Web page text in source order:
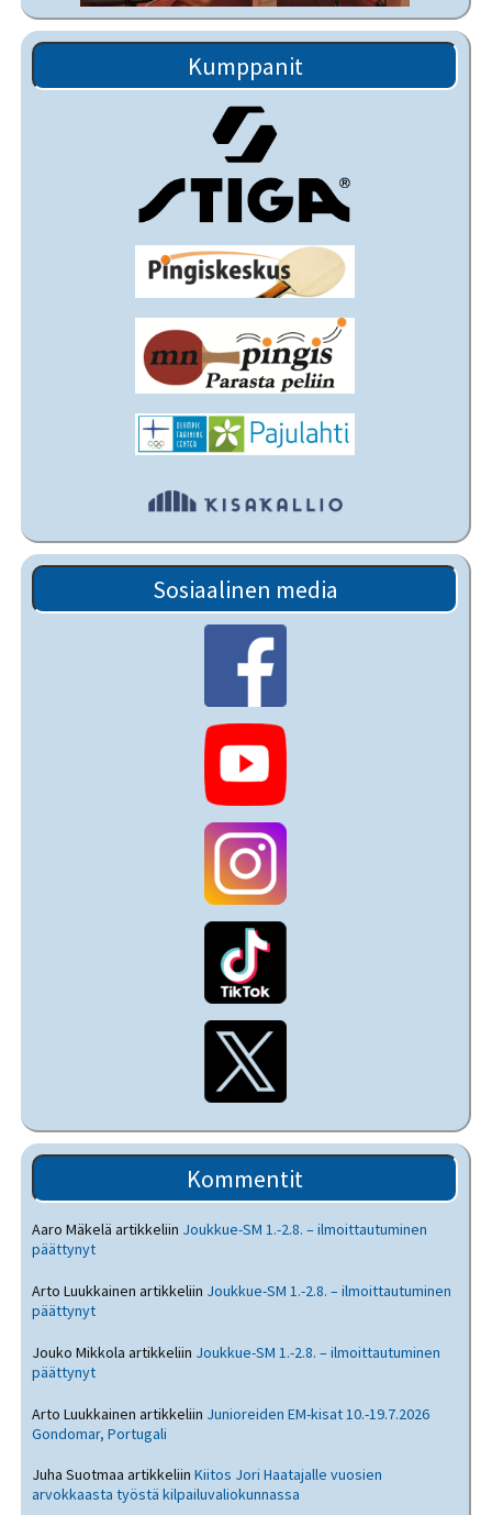
Kumppanit
Sosiaalinen media
Kommentit
Aaro Mäkelä artikkeliin Joukkue-SM 1.-2.8. – ilmoittautuminen
päättynyt
Arto Luukkainen artikkeliin Joukkue-SM 1.-2.8. – ilmoittautuminen
päättynyt
Jouko Mikkola artikkeliin Joukkue-SM 1.-2.8. – ilmoittautuminen
päättynyt
Arto Luukkainen artikkeliin Junioreiden EM-kisat 10.-19.7.2026
Gondomar, Portugali
Juha Suotmaa artikkeliinKiitos Jori Haatajalle vuosien
arvokkaasta työstä kilpailuvaliokunnassa